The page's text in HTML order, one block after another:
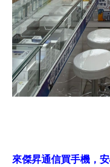
來傑昇通信買手機，